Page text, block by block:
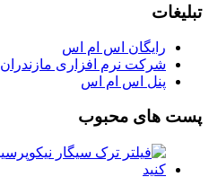
تبلیغات
رایگان اس ام اس
شرکت نرم افزاری مازندران
پنل اس ام اس
پست های محبوب